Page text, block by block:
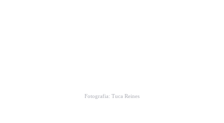
Fotografia: Tuca Reines